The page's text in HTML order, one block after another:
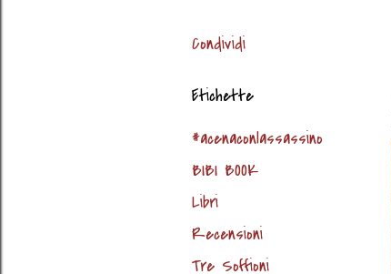
Condividi
Etichette
#acenaconlassassino
BIBI BOOK
Libri
Recensioni
Tre Soffioni